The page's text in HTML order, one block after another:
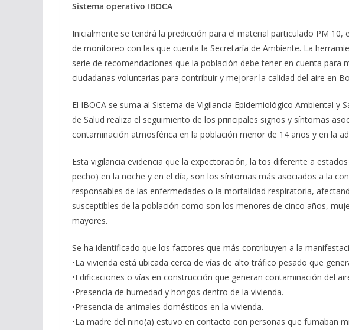
Sistema operativo IBOCA
Inicialmente se tendrá la predicción para el material particulado PM 10,
de monitoreo con las que cuenta la Secretaría de Ambiente. La
serie de recomendaciones que la población debe tener en cuenta para
ciudadanas voluntarias para contribuir y mejorar la calidad del aire en
El IBOCA se suma al Sistema de Vigilancia Epidemiológico Ambiental y
de Salud realiza el seguimiento de los principales signos y síntomas
contaminación atmosférica en la población menor de 14 años y en la
Esta vigilancia evidencia que la expectoración, la tos diferente a
pecho) en la noche y en el día, son los síntomas más asociados a la
responsables de las enfermedades o la mortalidad respiratoria,
susceptibles de la población como son los menores de cinco años,
mayores.
Se ha identificado que los factores que más contribuyen a la
•La vivienda está ubicada cerca de vías de alto tráfico pesado que
•Edificaciones o vías en construcción que generan contaminación del
•Presencia de humedad y hongos dentro de la vivienda.
•Presencia de animales domésticos en la vivienda.
•La madre del niño(a) estuvo en contacto con personas que fumaban